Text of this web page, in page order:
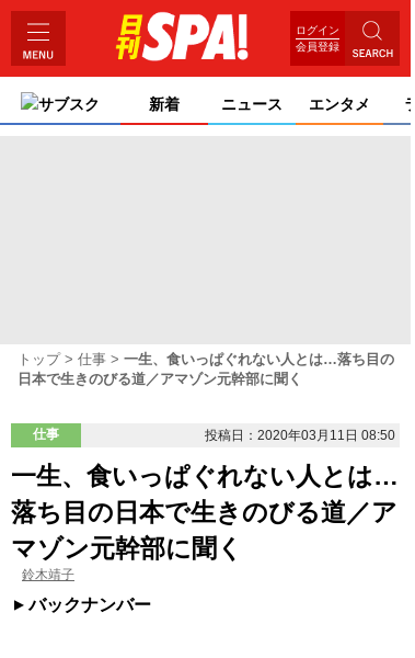
ログイン
会員登録
サブスク 新着 ニュース エンタメ
トップ 仕事
一生、食いっぱぐれない人とは…落ち目の
日本で生きのびる道／アマゾン元幹部に聞く
仕事 投稿日：2020年03月11日 08:50
一生、食いっぱぐれない人とは…
落ち目の日本で生きのびる道／ア
マゾン元幹部に聞く
鈴木靖子
バックナンバー